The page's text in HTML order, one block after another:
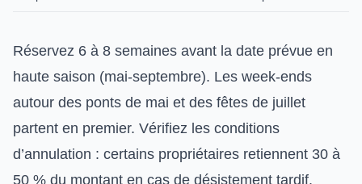
Réservez 6 à 8 semaines avant la date prévue en
haute saison (mai-septembre). Les week-ends
autour des ponts de mai et des fêtes de juillet
partent en premier. Vérifiez les conditions
d’annulation : certains propriétaires retiennent 30 à
50 % du montant en cas de désistement tardif.